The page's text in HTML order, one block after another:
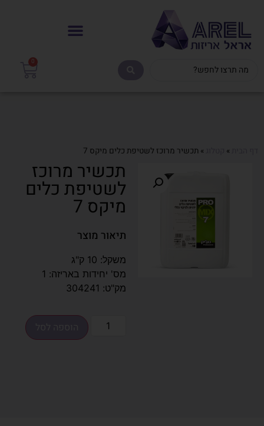
0
»
» תכשיר מרוכז לשטיפת כלים מיקס 7
תכשיר מרוכז
לשטיפת כלים
מיקס 7
תיאור מוצר
משקל: 10 ק"ג
מס' יחידות באריזה: 1
מק"ט: 304241